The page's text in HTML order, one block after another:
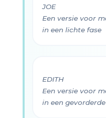
JOE
Een versie voor
in een lichte fase
EDITH
Een versie voor
in een